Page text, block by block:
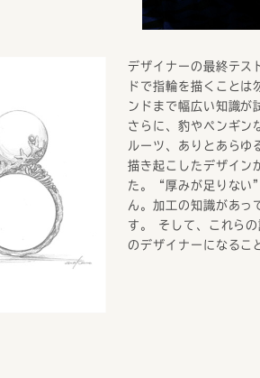
デザイナーの最終テス
ドで指輪を描くこと
ンドまで幅広い知識が
さらに、豹やペンギン
ルーツ、ありとあらゆ
描き起こしたデザイン
た。“厚みが足りな
ん。加工の知識があっ
す。 そして、これら
のデザイナーになるこ